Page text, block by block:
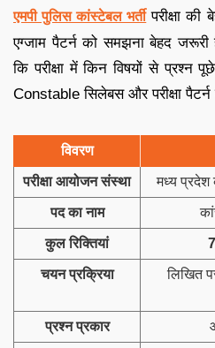
एमपी पुलिस कांस्टेबल भर्तीपरीक्षा की
एग्जाम पैटर्न को समझना बेहद
कि परीक्षा में किन विषयों से प्रश्न
Constable सिलेबस और परीक्षा पैटर्न
विवरण
परीक्षा आयोजन संस्था मध्य प्रदेश
पद का नाम
कुल रिक्तियां
चयन प्रक्रिया
लिखित
प्रश्न प्रकार